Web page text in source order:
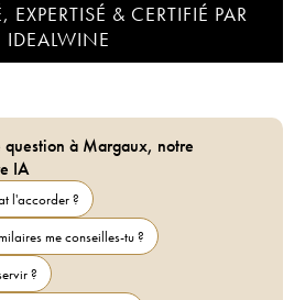
EXPERTISÉ & CERTIFIÉ PAR
IDEALWINE
question à Margaux, notre
IA
l'accorder ?
me conseilles-tu ?
?